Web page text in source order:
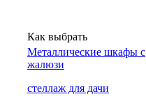
Как выбрать
Металлические шкафы с
жалюзи
cтеллаж для дачи